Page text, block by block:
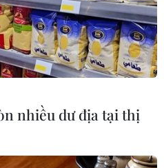
#Kabul
nhiều dư địa tại thị